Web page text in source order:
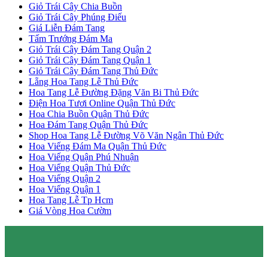
Giỏ Trái Cây Chia Buồn
Giỏ Trái Cây Phúng Điếu
Giá Liễn Đám Tang
Tấm Trướng Đám Ma
Giỏ Trái Cây Đám Tang Quận 2
Giỏ Trái Cây Đám Tang Quận 1
Giỏ Trái Cây Đám Tang Thủ Đức
Lẵng Hoa Tang Lễ Thủ Đức
Hoa Tang Lễ Đường Đặng Văn Bi Thủ Đức
Điện Hoa Tươi Online Quận Thủ Đức
Hoa Chia Buồn Quận Thủ Đức
Hoa Đám Tang Quận Thủ Đức
Shop Hoa Tang Lễ Đường Võ Văn Ngân Thủ Đức
Hoa Viếng Đám Ma Quận Thủ Đức
Hoa Viếng Quận Phú Nhuận
Hoa Viếng Quận Thủ Đức
Hoa Viếng Quận 2
Hoa Viếng Quận 1
Hoa Tang Lễ Tp Hcm
Giá Vòng Hoa Cườm